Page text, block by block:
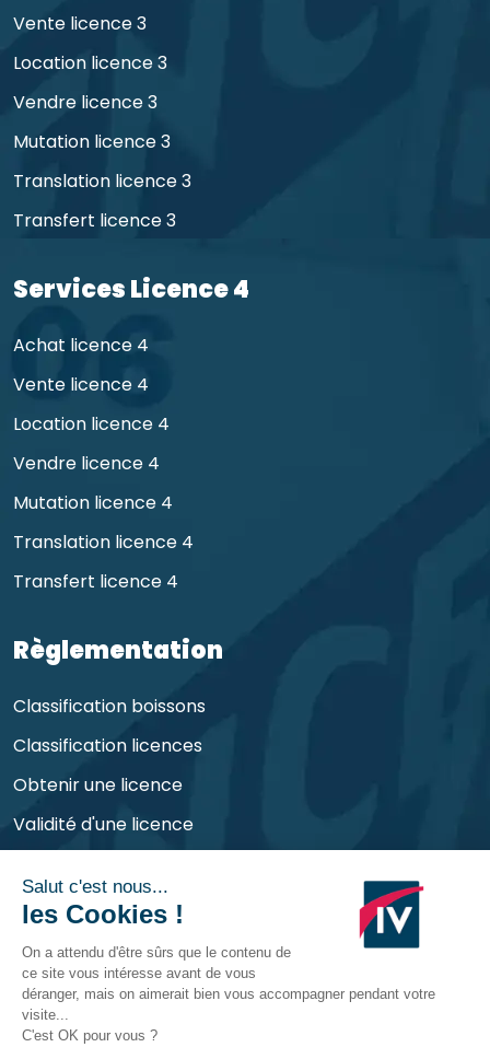
Vente licence 3
Location licence 3
Vendre licence 3
Mutation licence 3
Translation licence 3
Transfert licence 3
Services Licence 4
Achat licence 4
Vente licence 4
Location licence 4
Vendre licence 4
Mutation licence 4
Translation licence 4
Transfert licence 4
Règlementation
Classification boissons
Classification licences
Obtenir une licence
Validité d'une licence
©CHR Consult2026 | Tous droits réservés et